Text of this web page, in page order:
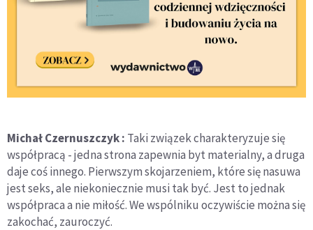
Michał Czernuszczyk : Taki związek charakteryzuje się
współpracą - jedna strona zapewnia byt materialny, a druga
daje coś innego. Pierwszym skojarzeniem, które się nasuwa
jest seks, ale niekoniecznie musi tak być. Jest to jednak
współpraca a nie miłość. We wspólniku oczywiście można się
zakochać, zauroczyć.